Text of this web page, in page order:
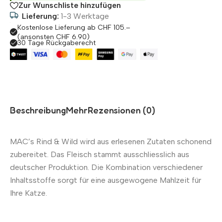
Zur Wunschliste hinzufügen
Lieferung: 1-3 Werktage
Kostenlose Lieferung ab CHF 105.–
(ansonsten CHF 6.90)
30 Tage Rückgaberecht
BeschreibungMehrRezensionen (0)
MAC’s Rind & Wild wird aus erlesenen Zutaten schonend
zubereitet. Das Fleisch stammt ausschliesslich aus
deutscher Produktion. Die Kombination verschiedener
Inhaltsstoffe sorgt für eine ausgewogene Mahlzeit für
Ihre Katze.